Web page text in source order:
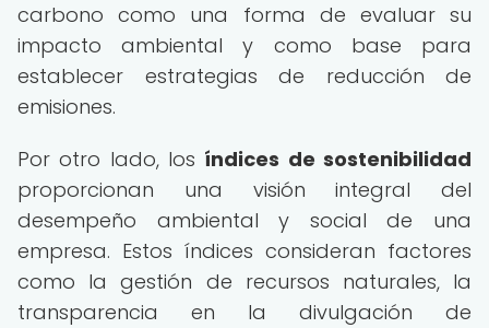
carbono como una forma de evaluar su
impacto ambiental y como base para
establecer estrategias de reducción de
emisiones.
Por otro lado, los índices de sostenibilidad
proporcionan una visión integral del
desempeño ambiental y social de una
empresa. Estos índices consideran factores
como la gestión de recursos naturales, la
transparencia en la divulgación de